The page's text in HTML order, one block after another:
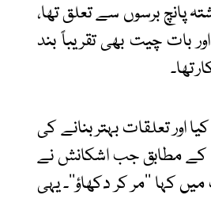
پانچ برسوں سے تعلق تھا،
بات چیت بھی تقریباً بند
تھا۔
اور تعلقات بہتر بنانے کی
کے مطابق جب اشکانش نے
کہا ’’مر کر دکھاؤ‘‘۔ یہی